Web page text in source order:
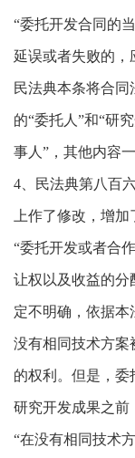
“委托开发合同的
延误或者失败的，
民法典本条将合
的“委托人”和“研
事人”，其他内容一
4、民法典第八百
上作了修改，增
“委托开发或者合
让权以及收益的分
定不明确，依据本
没有相同技术方案
的权利。但是，
研究开发成果之前
“在没有相同技术